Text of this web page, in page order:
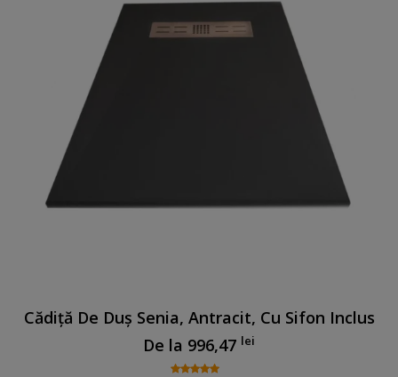
Cădiță De Duș Senia, Antracit, Cu Sifon Inclus
De la 996,47 lei